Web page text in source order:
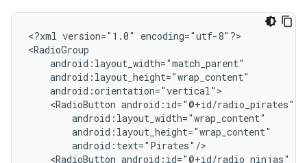
<?xml version="1.0"
encoding="utf-8"?>
<RadioButton
<RadioButton